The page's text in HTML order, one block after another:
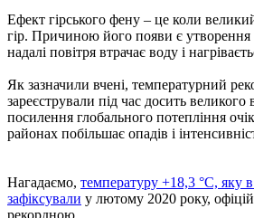
Ефект гірського фену – це коли
гір. Причиною його появи є утворення
надалі повітря втрачає воду і
Як зазначили вчені, температурний
зареєстрували під час досить великого
посилення глобального потепління
районах побільшає опадів і
Нагадаємо, температуру +18,3 °С, яку
зафіксували у лютому 2020 року,
рекордною.